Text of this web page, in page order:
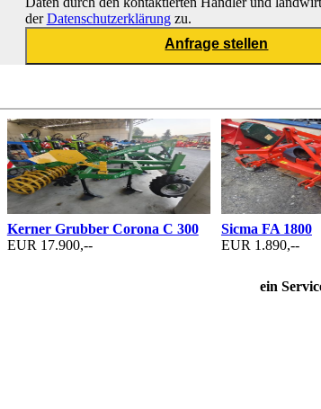
derDatenschutzerklärungzu.
Kerner Grubber Corona C 300
EUR 17.900,--
Sicma FA 1800
EUR 1.890,--
ein